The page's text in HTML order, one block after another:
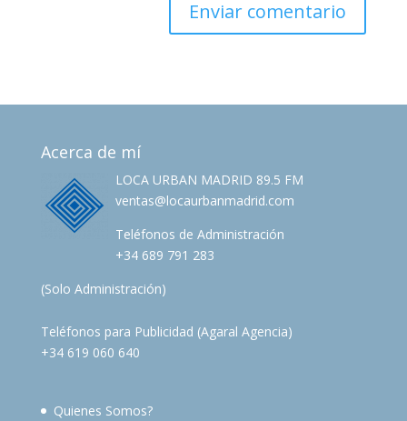
Acerca de mí
LOCA URBAN MADRID 89.5 FM
ventas@locaurbanmadrid.com
Teléfonos de Administración
+34 689 791 283
(Solo Administración)
Teléfonos para Publicidad (Agaral Agencia)
+34 619 060 640
Quienes Somos?